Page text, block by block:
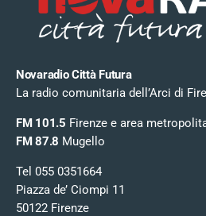
Novaradio Città Futura
La radio comunitaria dell’Arci di
FM 101.5 Firenze e area
FM 87.8 Mugello
Tel 055 0351664
Piazza de’ Ciompi 11
50122 Firenze